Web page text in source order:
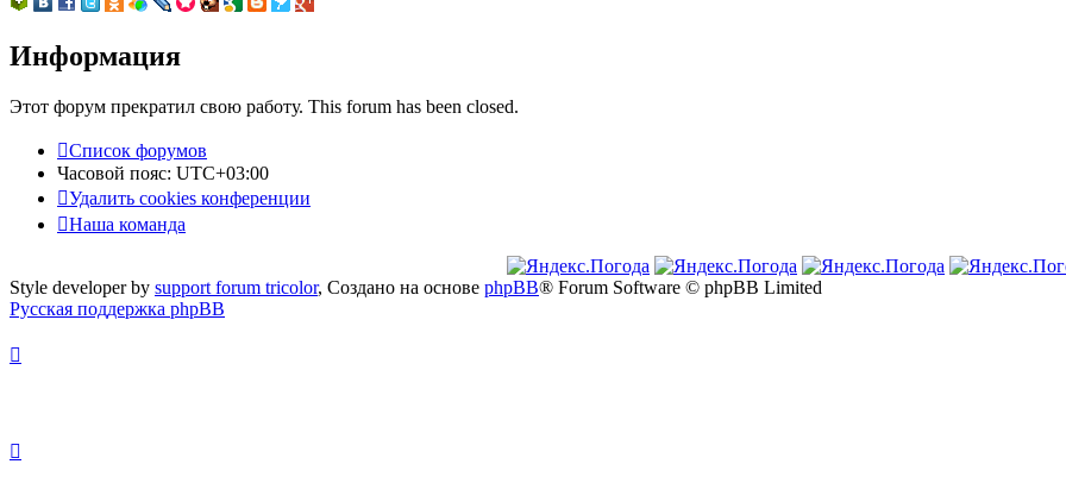
Информация
Этот форум прекратил свою работу. This forum has been closed.
Список форумов
Часовой пояс: UTC+03:00
Удалить cookies конференции
Наша команда
Style developer by support forum tricolor, Создано на основе phpBB® Forum Software © phpBB Limited
Русская поддержка phpBB